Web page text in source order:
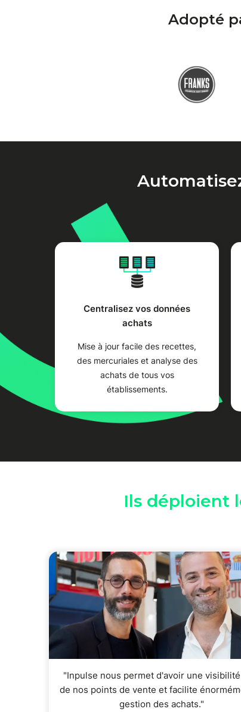
Adopté
Centralisez vos données
achats
Mise à jour facile des recettes,
des mercuriales et analyse des
achats de tous vos
établissements.
Ils déploient
"Inpulse nous permet d'avoir une
de nos points de vente et facilite
gestion des achats."